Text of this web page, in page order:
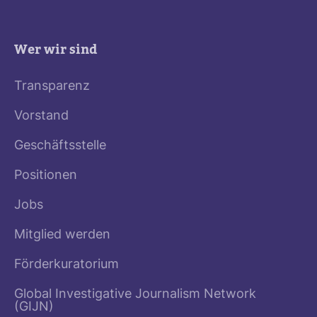
Wer wir sind
Transparenz
Vorstand
Geschäftsstelle
Positionen
Jobs
Mitglied werden
Förderkuratorium
Global Investigative Journalism Network
(GIJN)